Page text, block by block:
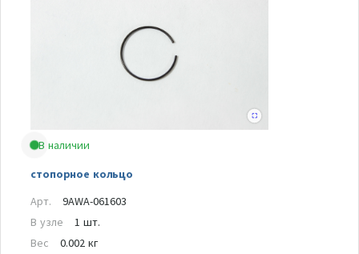
В наличии
стопорное кольцо
Арт.
9AWA-061603
В узле
1 шт.
Вес
0.002 кг